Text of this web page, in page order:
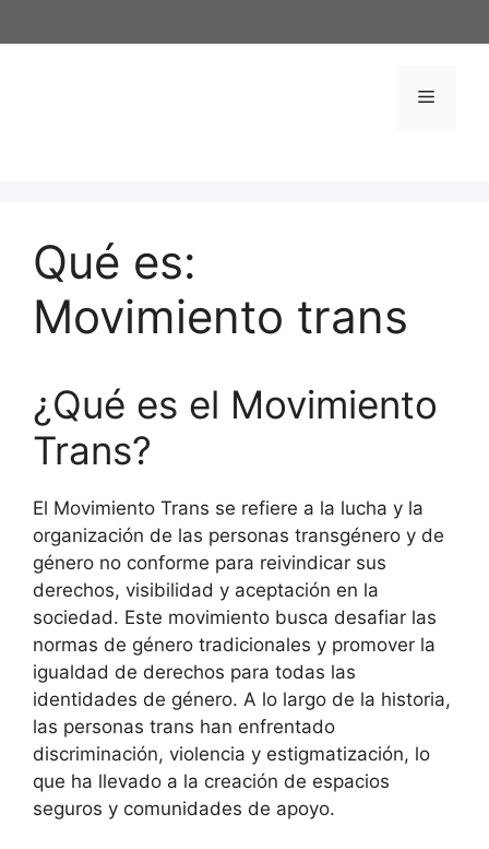
al
Menú
Qué es:
Movimiento trans
¿Qué es el Movimiento
Trans?
El Movimiento Trans se refiere a la lucha y la
organización de las personas transgénero y de
género no conforme para reivindicar sus
derechos, visibilidad y aceptación en la
sociedad. Este movimiento busca desafiar las
normas de género tradicionales y promover la
igualdad de derechos para todas las
identidades de género. A lo largo de la historia,
las personas trans han enfrentado
discriminación, violencia y estigmatización, lo
que ha llevado a la creación de espacios
seguros y comunidades de apoyo.